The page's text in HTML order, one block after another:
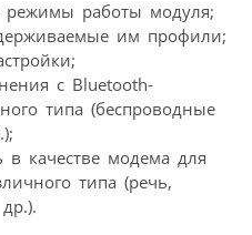
режимы работы модуля;
им профили;
с Bluetooth-
типа (беспроводные
в качестве модема для
типа (речь,